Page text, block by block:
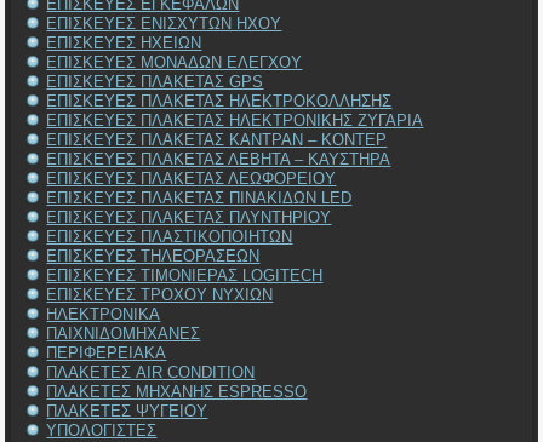
ΕΠΙΣΚΕΥΕΣ ΕΓΚΕΦΑΛΩΝ
ΕΠΙΣΚΕΥΕΣ ΕΝΙΣΧΥΤΩΝ ΗΧΟΥ
ΕΠΙΣΚΕΥΕΣ ΗΧΕΙΩΝ
ΕΠΙΣΚΕΥΕΣ ΜΟΝΑΔΩΝ ΕΛΕΓΧΟΥ
ΕΠΙΣΚΕΥΕΣ ΠΛΑΚΕΤΑΣ GPS
ΕΠΙΣΚΕΥΕΣ ΠΛΑΚΕΤΑΣ ΗΛΕΚΤΡΟΚΟΛΛΗΣΗΣ
ΕΠΙΣΚΕΥΕΣ ΠΛΑΚΕΤΑΣ ΗΛΕΚΤΡΟΝΙΚΗΣ ΖΥΓΑΡΙΑ
ΕΠΙΣΚΕΥΕΣ ΠΛΑΚΕΤΑΣ ΚΑΝΤΡΑΝ – ΚΟΝΤΕΡ
ΕΠΙΣΚΕΥΕΣ ΠΛΑΚΕΤΑΣ ΛΕΒΗΤΑ – ΚΑΥΣΤΗΡΑ
ΕΠΙΣΚΕΥΕΣ ΠΛΑΚΕΤΑΣ ΛΕΩΦΟΡΕΙΟΥ
ΕΠΙΣΚΕΥΕΣ ΠΛΑΚΕΤΑΣ ΠΙΝΑΚΙΔΩΝ LED
ΕΠΙΣΚΕΥΕΣ ΠΛΑΚΕΤΑΣ ΠΛΥΝΤΗΡΙΟΥ
ΕΠΙΣΚΕΥΕΣ ΠΛΑΣΤΙΚΟΠΟΙΗΤΩΝ
ΕΠΙΣΚΕΥΕΣ ΤΗΛΕΟΡΑΣΕΩΝ
ΕΠΙΣΚΕΥΕΣ ΤΙΜΟΝΙΕΡΑΣ LOGITECH
ΕΠΙΣΚΕΥΕΣ ΤΡΟΧΟΥ ΝΥΧΙΩΝ
ΗΛΕΚΤΡΟΝΙΚΑ
ΠΑΙΧΝΙΔΟΜΗΧΑΝΕΣ
ΠΕΡΙΦΕΡΕΙΑΚΑ
ΠΛΑΚΕΤΕΣ AIR CONDITION
ΠΛΑΚΕΤΕΣ ΜΗΧΑΝΗΣ ESPRESSO
ΠΛΑΚΕΤΕΣ ΨΥΓΕΙΟΥ
ΥΠΟΛΟΓΙΣΤΕΣ